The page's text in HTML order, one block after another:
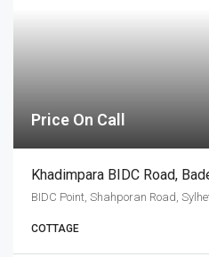
Price On Call
Khadimpara BIDC Road,
COTTAGE